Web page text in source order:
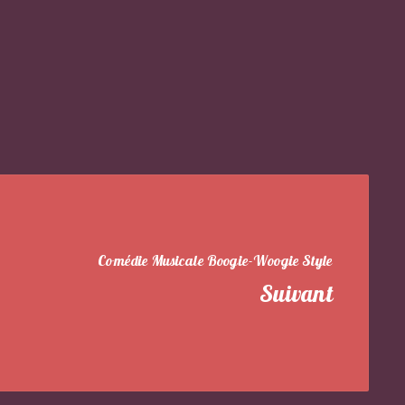
Comédie Musicale Boogie-Woogie Style
Suivant